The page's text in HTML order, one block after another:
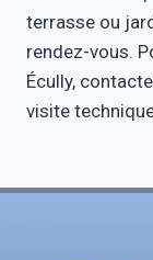
terrasse ou
rendez-vous.
Écully,
visite